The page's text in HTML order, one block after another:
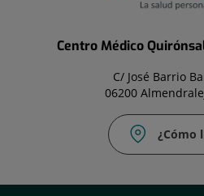
Centro Médico
C/ José Barrio
06200
¿Cómo
924